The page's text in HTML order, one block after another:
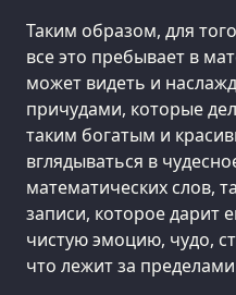
Таким образом, для
все это пребывает в
может видеть и
причудами, которые
таким богатым и
вглядываться в
математических слов,
записи, которое дарит
чистую эмоцию, чудо,
что лежит за